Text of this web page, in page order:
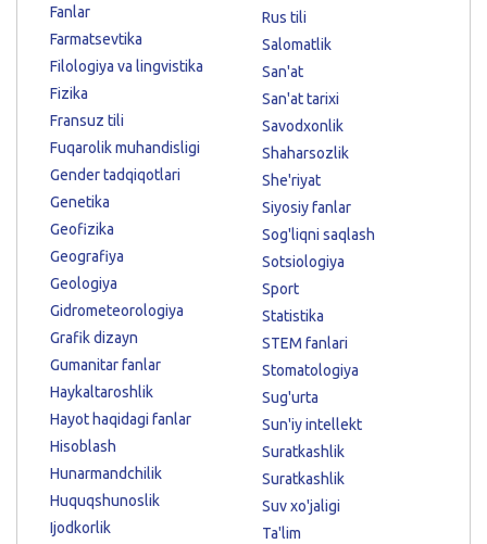
Fanlar
Farmatsevtika
Filologiya va lingvistika
Fizika
Fransuz tili
Fuqarolik muhandisligi
Gender tadqiqotlari
Genetika
Geofizika
Geografiya
Geologiya
Gidrometeorologiya
Grafik dizayn
Gumanitar fanlar
Haykaltaroshlik
Hayot haqidagi fanlar
Hisoblash
Hunarmandchilik
Huquqshunoslik
Ijodkorlik
Rus tili
Salomatlik
San'at
San'at tarixi
Savodxonlik
Shaharsozlik
She'riyat
Siyosiy fanlar
Sog'liqni saqlash
Sotsiologiya
Sport
Statistika
STEM fanlari
Stomatologiya
Sug'urta
Sun'iy intellekt
Suratkashlik
Suratkashlik
Suv xo'jaligi
Ta'lim